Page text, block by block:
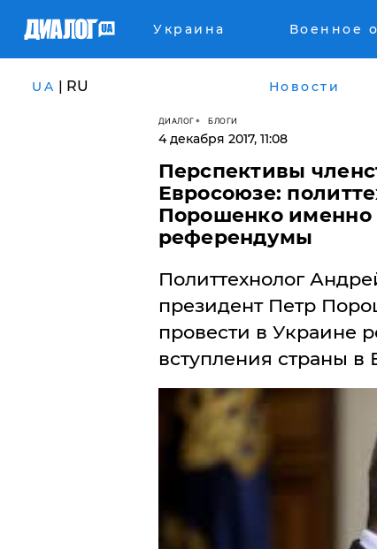
Украина Военное
UA | RU Новости
ДИАЛОГ БЛОГИ
4 декабря 2017, 11:08
Перспективы
Евросоюзе:
Порошенко именно
референдумы
Политтехнолог
президент Петр
провести в Украине
вступления страны